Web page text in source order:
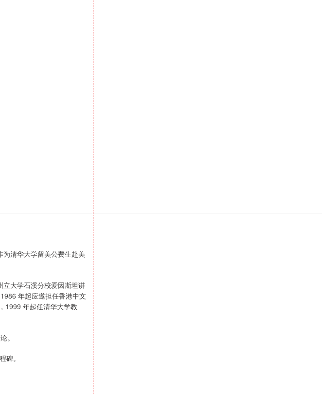
清华大学留美公费生赴美
大学石溪分校爱因斯坦讲
年起应邀担任香港中文
1999 年起任清华大学教
。
碑。